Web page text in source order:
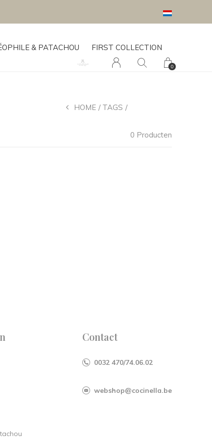
& PATACHOU FIRST COLLECTION
0
HOME TAGS
0 Producten
Contact
0032 470/74.06.02
webshop@cocinella.be